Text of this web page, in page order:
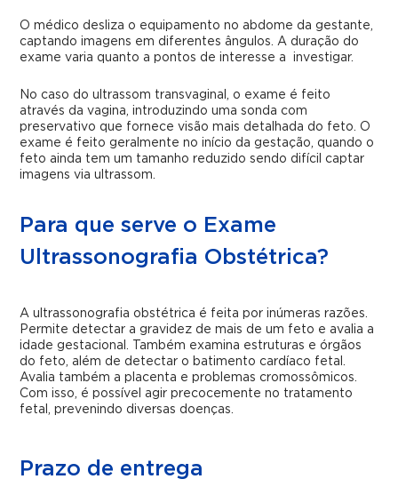
O médico desliza o equipamento no abdome da gestante,
captando imagens em diferentes ângulos. A duração do
exame varia quanto a pontos de interesse a investigar.
No caso do ultrassom transvaginal, o exame é feito
através da vagina, introduzindo uma sonda com
preservativo que fornece visão mais detalhada do feto. O
exame é feito geralmente no início da gestação, quando o
feto ainda tem um tamanho reduzido sendo difícil captar
imagens via ultrassom.
Para que serve o Exame
Ultrassonografia Obstétrica?
A ultrassonografia obstétrica é feita por inúmeras razões.
Permite detectar a gravidez de mais de um feto e avalia a
idade gestacional. Também examina estruturas e órgãos
do feto, além de detectar o batimento cardíaco fetal.
Avalia também a placenta e problemas cromossômicos.
Com isso, é possível agir precocemente no tratamento
fetal, prevenindo diversas doenças.
Prazo de entrega